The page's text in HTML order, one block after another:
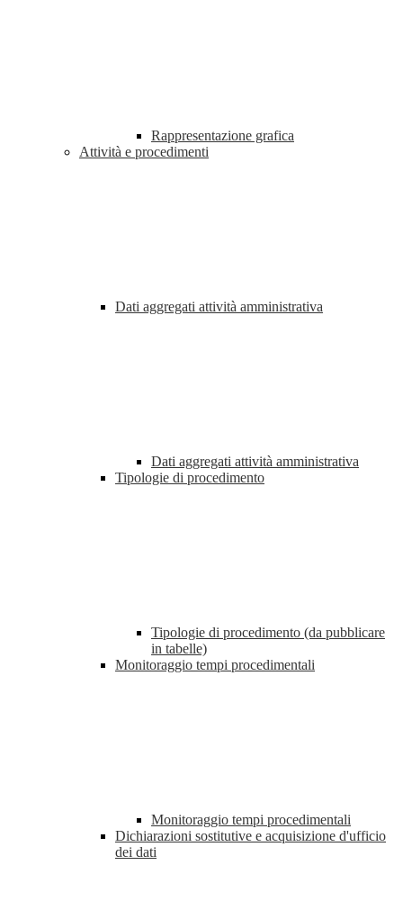
Rappresentazione grafica
Attività e procedimenti
Dati aggregati attività amministrativa
Dati aggregati attività amministrativa
Tipologie di procedimento
Tipologie di procedimento (da pubblicare
in tabelle)
Monitoraggio tempi procedimentali
Monitoraggio tempi procedimentali
Dichiarazioni sostitutive e acquisizione d'ufficio
dei dati